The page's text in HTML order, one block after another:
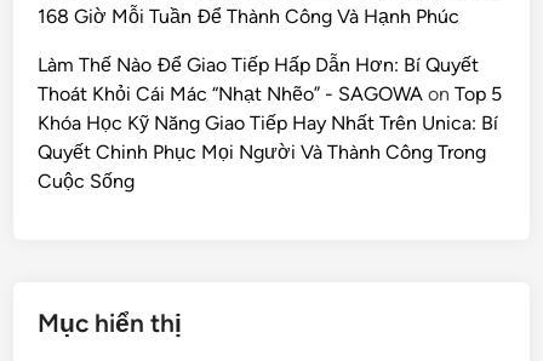
168 Giờ Mỗi Tuần Để Thành Công Và Hạnh Phúc
Làm Thế Nào Để Giao Tiếp Hấp Dẫn Hơn: Bí Quyết
Thoát Khỏi Cái Mác “Nhạt Nhẽo” - SAGOWA onTop 5
Khóa Học Kỹ Năng Giao Tiếp Hay Nhất Trên Unica: Bí
Quyết Chinh Phục Mọi Người Và Thành Công Trong
Cuộc Sống
Mục hiển thị